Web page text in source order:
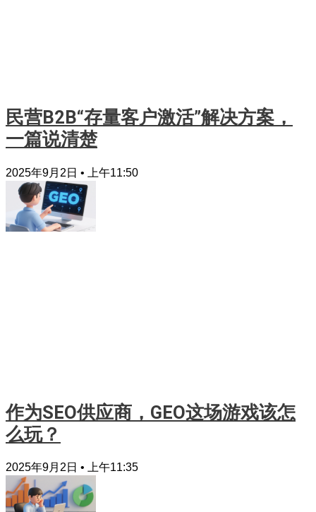
民营B2B“存量客户激活”解决方案，
一篇说清楚
2025年9月2日 上午11:50
作为SEO供应商，GEO这场游戏该怎
么玩？
2025年9月2日 上午11:35